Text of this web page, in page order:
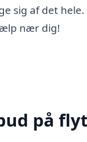
sig af det
nær dig!
på